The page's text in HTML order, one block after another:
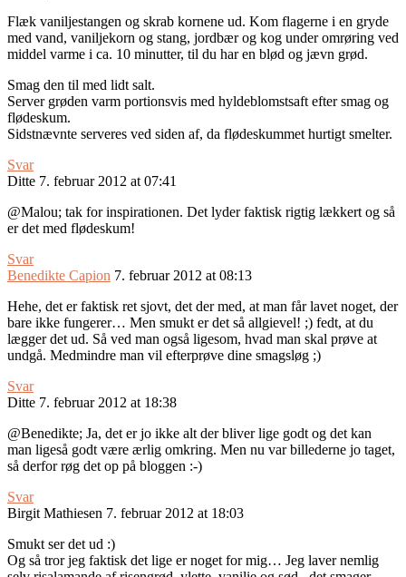
Flæk vaniljestangen og skrab kornene ud. Kom flagerne i en gryde
med vand, vaniljekorn og stang, jordbær og kog under omrøring ved
middel varme i ca. 10 minutter, til du har en blød og jævn grød.
Smag den til med lidt salt.
Server grøden varm portionsvis med hyldeblomstsaft efter smag og
flødeskum.
Sidstnævnte serveres ved siden af, da flødeskummet hurtigt smelter.
Svar
Ditte 7. februar 2012 at 07:41
@Malou; tak for inspirationen. Det lyder faktisk rigtig lækkert og så
er det med flødeskum!
Svar
Benedikte Capion 7. februar 2012 at 08:13
Hehe, det er faktisk ret sjovt, det der med, at man får lavet noget, der
bare ikke fungerer… Men smukt er det så allgievel! ;) fedt, at du
lægger det ud. Så ved man også ligesom, hvad man skal prøve at
undgå. Medmindre man vil efterprøve dine smagsløg ;)
Svar
Ditte 7. februar 2012 at 18:38
@Benedikte; Ja, det er jo ikke alt der bliver lige godt og det kan
man ligeså godt være ærlig omkring. Men nu var billederne jo taget,
så derfor røg det op på bloggen :-)
Svar
Birgit Mathiesen 7. februar 2012 at 18:03
Smukt ser det ud :)
Og så tror jeg faktisk det lige er noget for mig… Jeg laver nemlig